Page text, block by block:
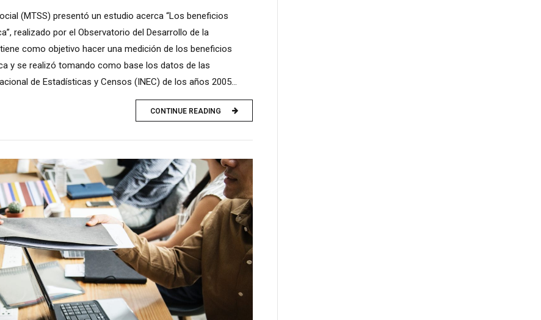
(MTSS) presentó un estudio acerca “Los beneficios
realizado por el Observatorio del Desarrollo de la
como objetivo hacer una medición de los beneficios
y se realizó tomando como base los datos de las
de Estadísticas y Censos (INEC) de los años 2005...
CONTINUE READING